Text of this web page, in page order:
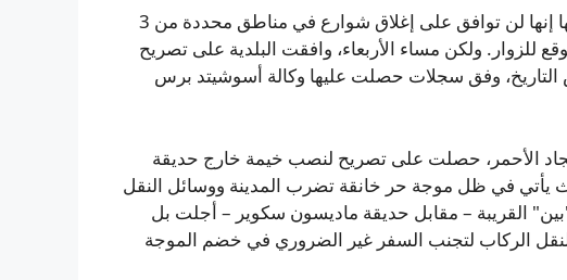
في أبريل، أصدرت بلدية نيويورك مذكرة قالت فيها إنها لن توافق على إغلاق شوارع في مناطق محددة من 3
الكبير المتوقع للزوار. ولكن مساء الأربعاء، وافقت البلدية على تصريح
التاريخ، وفق سجلات حصلت عليها وكالة أسوشيتد برس
الأحمر، حصلت على تصريح لنصب خيمة خارج حديقة
في ظل موجة حر خانقة تضرب المدينة ووسائل النقل
القريبة – مقابل حديقة ماديسون سكوير – أجلت بل
الركاب لتجنب السفر غير الضروري في خضم الموجة